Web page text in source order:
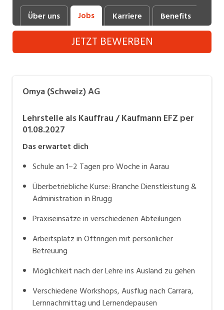
Industrie, Maschinenbau, Anlagenbau,
Produktion
Informatik, Telekommunikation
Mechanik, Elektronik, Optik (Fertigung)
Medizin, Gesundheitswesen, Pflege
Sicherheit, Rettung, Polizei, Zoll
Verkauf, Handel, Kundenberatung,
Aussendienst
Über uns Jobs Karriere Benefits
JETZT BEWERBEN
Omya (Schweiz) AG
Lehrstelle als Kauffrau / Kaufmann EFZ per
01.08.2027
Das erwartet dich
Schule an 1–2 Tagen pro Woche in Aarau
Überbetriebliche Kurse: Branche Dienstleistung &
Administration in Brugg
Praxiseinsätze in verschiedenen Abteilungen
Arbeitsplatz in Oftringen mit persönlicher
Betreuung
Möglichkeit nach der Lehre ins Ausland zu gehen
Verschiedene Workshops, Ausflug nach Carrara,
Lernnachmittag und Lernendepausen